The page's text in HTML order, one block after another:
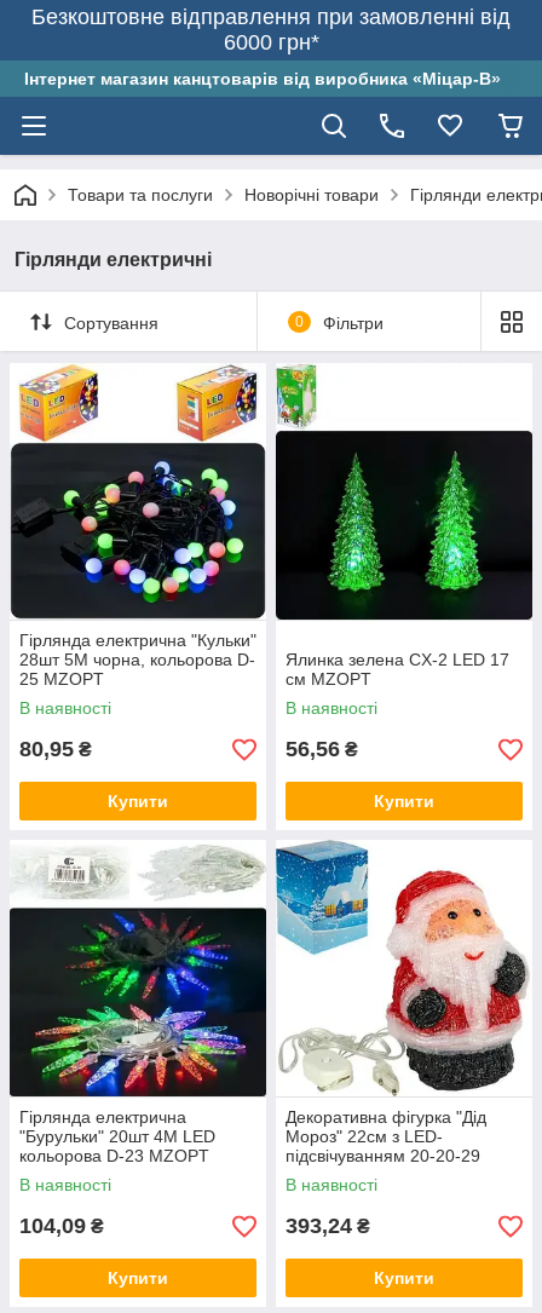
Безкоштовне відправлення при замовленні від
6000 грн*
Інтернет магазин канцтоварів від виробника «Міцар-В»
Товари та послуги Новорічні товари Гірлянди
Гірлянди електричні
Сортування 0 Фільтри
Гірлянда електрична "Кульки"
28шт 5М чорна, кольорова D-
25 MZOPT
В наявності
80,95 ₴
Купити
Ялинка зелена CX-2 LED 17
см MZOPT
В наявності
56,56 ₴
Купити
Гірлянда електрична
"Бурульки" 20шт 4М LED
кольорова D-23 MZOPT
В наявності
104,09 ₴
Купити
Декоративна фігурка "Дід
Мороз" 22см з LED-
підсвічуванням 20-20-29
MZOPT
В наявності
393,24 ₴
Купити